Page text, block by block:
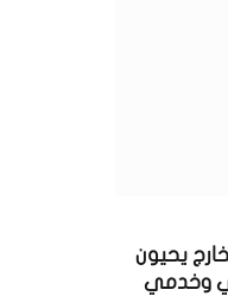
من الخارج يحيون
وخدمي